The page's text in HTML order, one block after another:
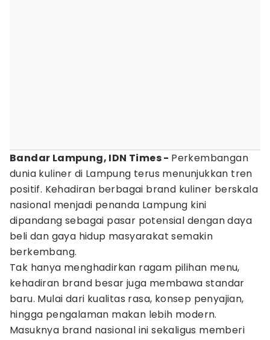
Bandar Lampung, IDN Times - Perkembangan
dunia kuliner di Lampung terus menunjukkan tren
positif. Kehadiran berbagai brand kuliner berskala
nasional menjadi penanda Lampung kini
dipandang sebagai pasar potensial dengan daya
beli dan gaya hidup masyarakat semakin
berkembang.
Tak hanya menghadirkan ragam pilihan menu,
kehadiran brand besar juga membawa standar
baru. Mulai dari kualitas rasa, konsep penyajian,
hingga pengalaman makan lebih modern.
Masuknya brand nasional ini sekaligus memberi